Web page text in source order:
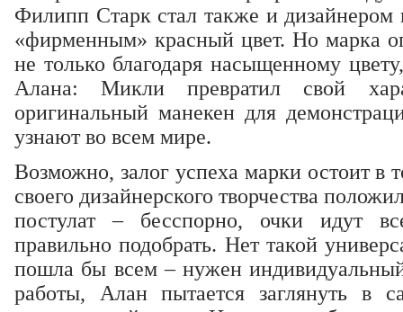
Филипп Старк стал также и дизайнером
«фирменным» красный цвет. Но марка
не только благодаря насыщенному
Алана: Микли превратил свой
оригинальный манекен для
узнают во всем мире.
Возможно, залог успеха марки остоит в
своего дизайнерского творчества
постулат – бесспорно, очки идут
правильно подобрать. Нет такой
пошла бы всем – нужен
работы, Алан пытается заглянуть в